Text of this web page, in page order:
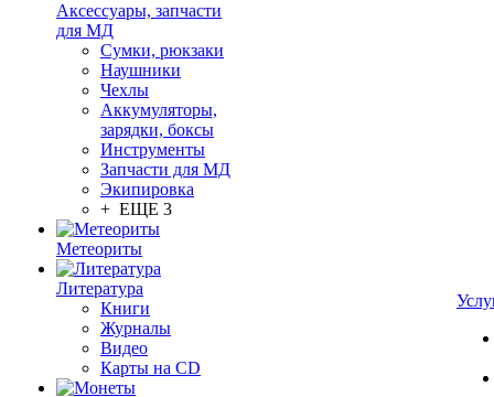
Аксессуары, запчасти
для МД
Сумки, рюкзаки
Наушники
Чехлы
Аккумуляторы,
зарядки, боксы
Инструменты
Запчасти для МД
Экипировка
+ ЕЩЕ 3
Метеориты
Литература
Книги
Журналы
Видео
Карты на CD